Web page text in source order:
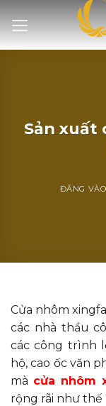
qua
nội
Sản xuất
ĐĂNG VÀO
Cửa nhôm
các nhà thầu
các công trình
hộ, cao ốc văn
mà cửa nhôm
rộng rãi như thế